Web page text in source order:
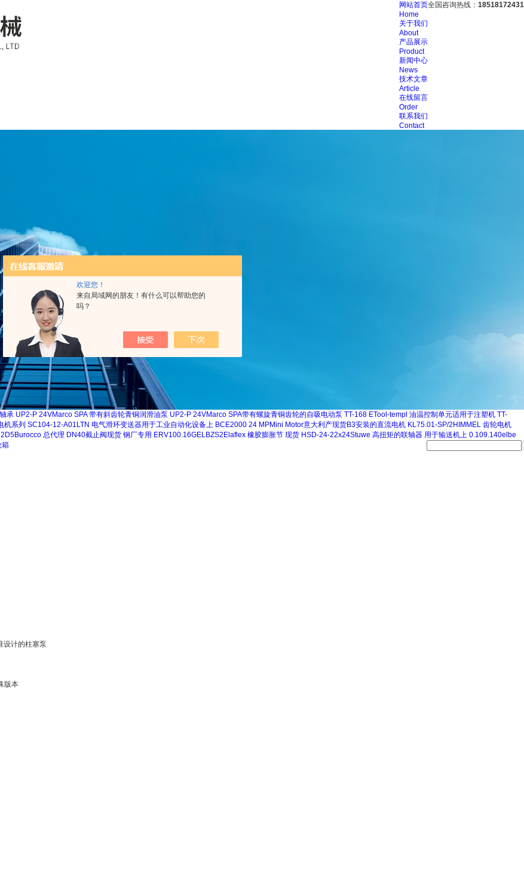
欢迎您！
来自局域网的朋友！有什么可以帮助您的
吗？
全国咨询热线： 18518172431
网站首页
Home
关于我们
About
产品展示
Product
新闻中心
News
技术文章
Article
在线留言
Order
联系我们
Contact
承 UP2-P 24VMarco SPA 带有斜齿轮青铜润滑油泵 UP2-P 24VMarco SPA带有螺旋青铜齿轮的自吸电动泵 TT-168 ETool-templ 油温控制单元适用于注塑机 TT-
机系列 SC104-12-A01LTN 电气滑环变送器用于工业自动化设备上 BCE2000 24 MPMini Motor意大利产现货B3安装的直流电机 KL75.01-SP/2HIMMEL 齿轮电机
总代理 DN40截止阀现货 钢厂专用 ERV100.16GELBZS2Elaflex 橡胶膨胀节 现货 HSD-24-22x24Stuwe 高扭矩的联轴器 用于输送机上 0.109.140elbe
箱
设计的柱塞泵
版本